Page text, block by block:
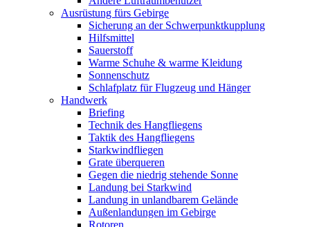
Ausrüstung fürs Gebirge
Sicherung an der Schwerpunktkupplung
Hilfsmittel
Sauerstoff
Warme Schuhe & warme Kleidung
Sonnenschutz
Schlafplatz für Flugzeug und Hänger
Handwerk
Briefing
Technik des Hangfliegens
Taktik des Hangfliegens
Starkwindfliegen
Grate überqueren
Gegen die niedrig stehende Sonne
Landung bei Starkwind
Landung in unlandbarem Gelände
Außenlandungen im Gebirge
Rotoren